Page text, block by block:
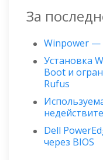
За
Winpower
Установка
Boot и
Rufus
Dell
через BIOS